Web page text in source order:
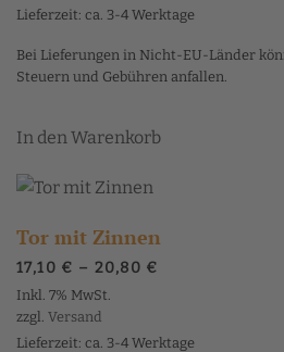
Lieferzeit: ca. 3-4 Werktage
Bei Lieferungen in Nicht-EU-Länder
Steuern und Gebühren anfallen.
In den Warenkorb
Tor mit Zinnen
17,10 € –20,80 €
20,80 €
Inkl. 7% MwSt.
zzgl. Versand
Lieferzeit: ca. 3-4 Werktage